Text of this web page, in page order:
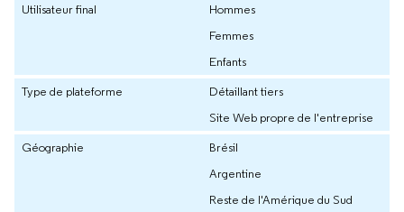
Utilisateur final
Hommes
Femmes
Enfants
Type de plateforme
Détaillant tiers
Site Web propre de l'entreprise
Géographie
Brésil
Argentine
Reste de l'Amérique du Sud